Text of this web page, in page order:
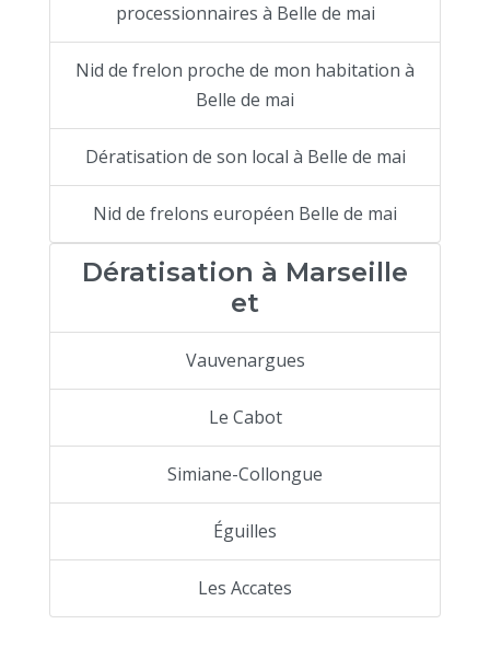
processionnaires à Belle de mai
Nid de frelon proche de mon habitation à
Belle de mai
Dératisation de son local à Belle de mai
Nid de frelons européen Belle de mai
Dératisation à Marseille
et
Vauvenargues
Le Cabot
Simiane-Collongue
Éguilles
Les Accates